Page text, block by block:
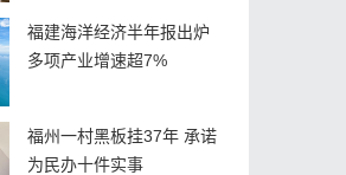
福建海洋经济半年报出炉
多项产业增速超7%
福州一村黑板挂37年 承诺
为民办十件实事